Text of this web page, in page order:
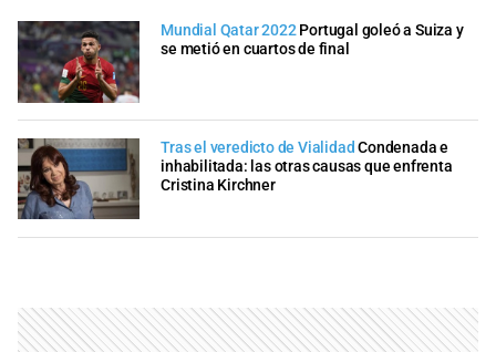
Mundial Qatar 2022 Portugal goleó a Suiza y
se metió en cuartos de final
Tras el veredicto de Vialidad Condenada e
inhabilitada: las otras causas que enfrenta
Cristina Kirchner